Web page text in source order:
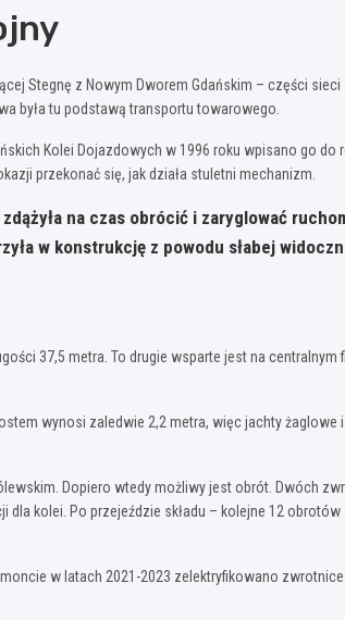
Stegnę z Nowym Dworem Gdańskim – części
była tu podstawą transportu towarowego.
Kolei Dojazdowych w 1996 roku wpisano go do
przekonać się, jak działa stuletni mechanizm.
na czas obrócić i zaryglować
w konstrukcję z powodu słabej
37,5 metra. To drugie wsparte jest na
wynosi zaledwie 2,2 metra, więc jachty
Dopiero wtedy możliwy jest obrót. Dwóch
kolei. Po przejeździe składu – kolejne 12
w latach 2021-2023 zelektryfikowano